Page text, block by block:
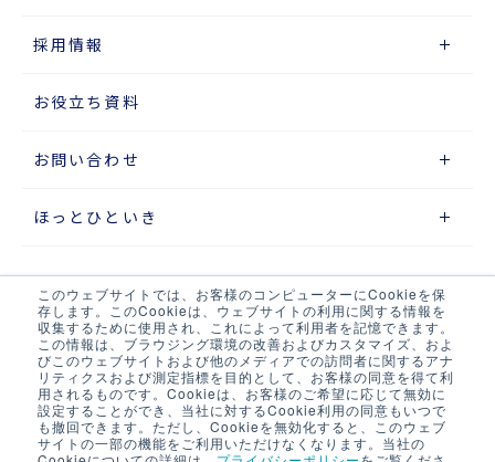
このウェブサイトでは、お客様のコンピューターにCookieを保
存します。このCookieは、ウェブサイトの利用に関する情報を
収集するために使用され、これによって利用者を記憶できます。
この情報は、ブラウジング環境の改善およびカスタマイズ、およ
びこのウェブサイトおよび他のメディアでの訪問者に関するアナ
リティクスおよび測定指標を目的として、お客様の同意を得て利
用されるものです。Cookieは、お客様のご希望に応じて無効に
設定することができ、当社に対するCookie利用の同意もいつで
も撤回できます。ただし、Cookieを無効化すると、このウェブ
サイトの一部の機能をご利用いただけなくなります。当社の
採用情報
お役立ち資料
お問い合わせ
ほっとひといき
サイトマップ
プライバシーポリシー
ウェブアクセシビリティポリシー
当サイト・当社システムについて